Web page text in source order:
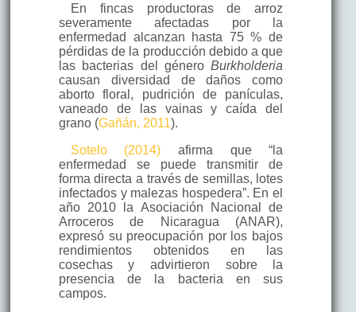
En fincas productoras de arroz
severamente afectadas por la
enfermedad alcanzan hasta 75 % de
pérdidas de la producción debido a que
las bacterias del géneroBurkholderia
causan diversidad de daños como
aborto floral, pudrición de panículas,
vaneado de las vainas y caída del
grano (Gañán, 2011).
Sotelo (2014) afirma que “la
enfermedad se puede transmitir de
forma directa a través de semillas, lotes
infectados y malezas hospedera”. En el
año 2010 la Asociación Nacional de
Arroceros de Nicaragua (ANAR),
expresó su preocupación por los bajos
rendimientos obtenidos en las
cosechas y advirtieron sobre la
presencia de la bacteria en sus
campos.